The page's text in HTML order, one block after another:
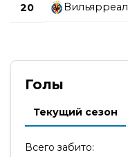
20 Вильярреал
Голы
Текущий сезон
Всего забито: